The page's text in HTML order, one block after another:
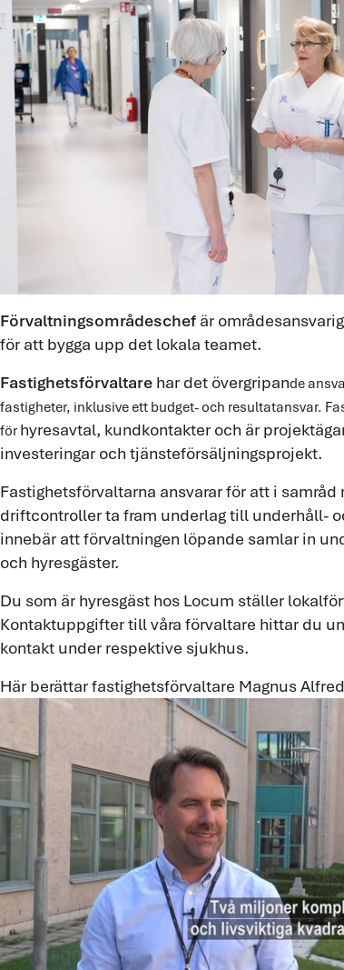
Förvaltningsområdeschef är
för att bygga upp det lokala teamet.
Fastighetsförvaltare har det övergripande
fastigheter, inklusive ett budget- och resultatansvar.
för hyresavtal, kundkontakter och är
investeringar och tjänsteförsäljningsprojekt.
Fastighetsförvaltarna ansvarar för att i
driftcontroller ta fram underlag till underhåll-
innebär att förvaltningen löpande samlar in
och hyresgäster.
Du som är hyresgäst hos Locum ställer
Kontaktuppgifter till våra förvaltare hittar du
kontakt under respektive sjukhus.
Här berättar fastighetsförvaltare Magnus